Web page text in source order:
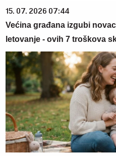
15. 07. 2026 07:44
Većina građana izgubi
letovanje - ovih 7 troškova